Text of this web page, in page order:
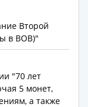
Второй
в ВОВ)"
"70 лет
5 монет,
а также